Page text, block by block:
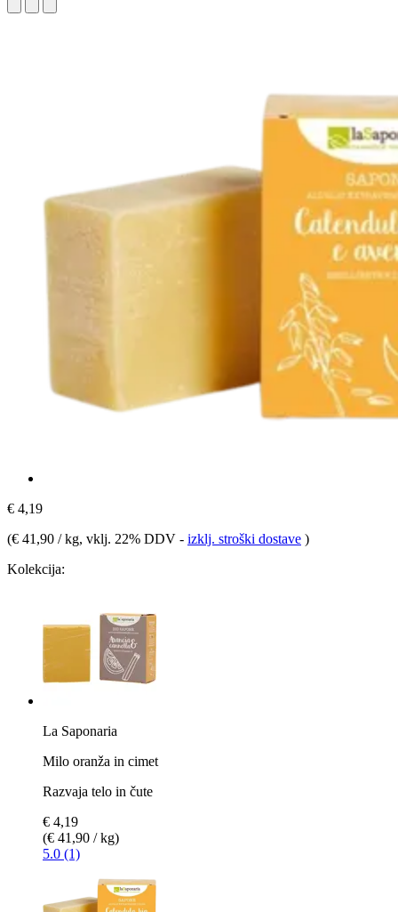
€ 4,19
(€ 41,90 / kg, vklj. 22% DDV - izklj. stroški dostave )
Kolekcija:
La Saponaria
Milo oranža in cimet
Razvaja telo in čute
€ 4,19
(€ 41,90 / kg)
5.0 (1)